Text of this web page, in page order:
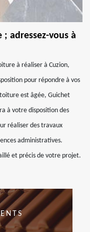
adressez-vous à
à réaliser à Cuzion,
pour répondre à vos
est âgée, Guichet
à votre disposition des
réaliser des travaux
administratives.
et précis de votre projet.